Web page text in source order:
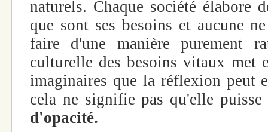
naturels. Chaque société élabore
que sont ses besoins et aucune
faire d'une manière purement
culturelle des besoins vitaux met
imaginaires que la réflexion peut
cela ne signifie pas qu'elle
d'opacité.